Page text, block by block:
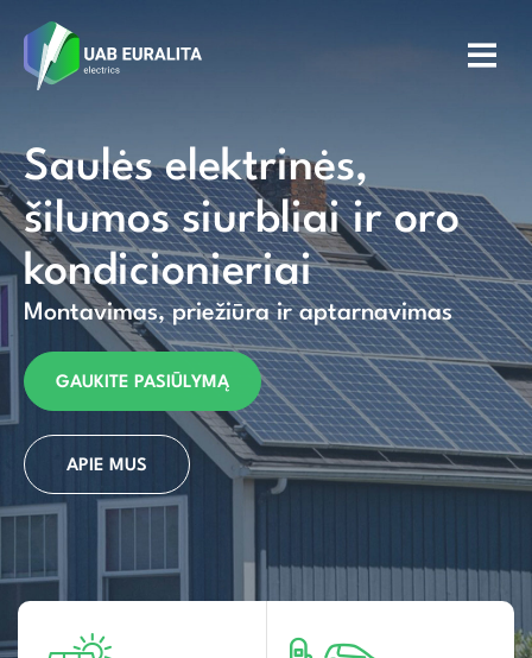
Saulės elektrinės,
šilumos siurbliai ir oro
kondicionieriai
Montavimas, priežiūra ir aptarnavimas
GAUKITE PASIŪLYMĄ
APIE MUS